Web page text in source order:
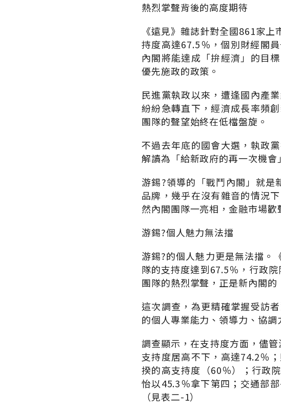
熱烈掌聲背後的高度期待
《遠見》雜誌針對全國861家
持度高達67.5％，個別財經閣
內閣將能達成「拚經濟」的目
優先施政的政策。
民進黨執政以來，遭逢國內產
紛紛急轉直下，經濟成長率頻
團隊的聲望始終在低檔盤旋。
不過去年底的國會大選，執政
解讀為「給新政府的再一次機會
游錫?領導的「戰鬥內閣」就
品牌，幾乎在沒有雜音的情況
然內閣團隊一亮相，金融市場歡
游錫?個人魅力無法擋
游錫?的個人魅力更是無法擋。
隊的支持度達到67.5％，行政
團隊的熱烈掌聲，正是新內閣的
這次調查，為更精確掌握受訪
的個人專業能力、領導力、協調
調查顯示，在支持度方面，儘
支持度居高不下，高達74.2％
揆的高支持度（60％）；行政
怡以45.3％拿下第四；交通部
（見表二-1）